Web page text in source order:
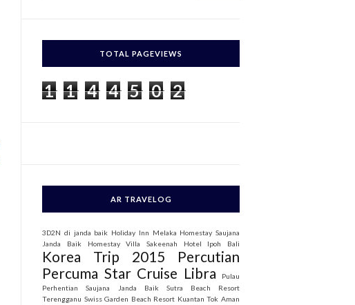
r
TOTAL PAGEVIEWS
1 1 4 4 5 0 2
AR TRAVELOG
3D2N di janda baik Holiday Inn Melaka Homestay Saujana
Janda Baik
Homestay Villa Sakeenah Hotel Ipoh Bali
Korea Trip 2015
Percutian
Percuma Star Cruise Libra
Pulau
Perhentian
Saujana Janda Baik
Sutra Beach Resort
Terengganu Swiss Garden Beach Resort Kuantan Tok Aman